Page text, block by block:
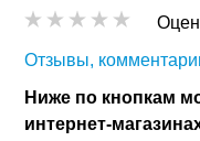
Отзывы,
Ниже по кнопкам
интернет-